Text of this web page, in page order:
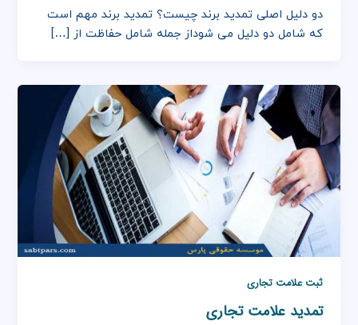
دو دلیل اصلی تمدید برند چیست؟ تمدید برند مهم است
که شامل دو دلیل می شوداز جمله شامل حفاظت از […]
ثبت علامت تجاری
تمدید علامت تجاری